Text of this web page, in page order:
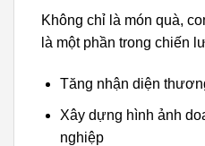
Không chỉ là món quà,
là một phần trong chiến
Tăng nhận diện
Xây dựng hình ảnh
nghiệp